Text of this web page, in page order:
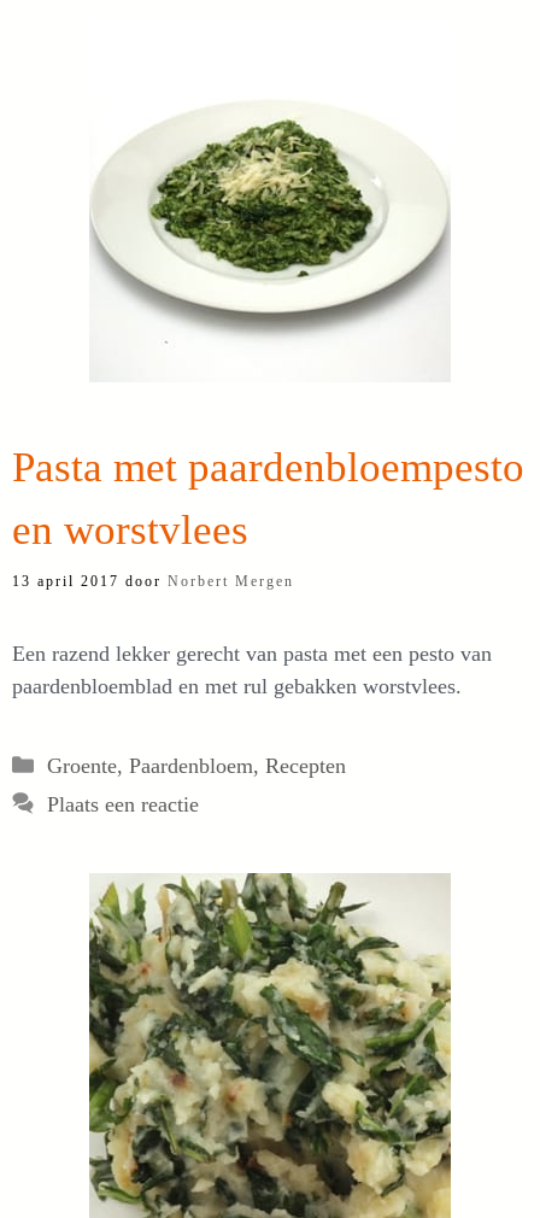
Pasta met paardenbloempesto
en worstvlees
13 april 2017 door Norbert Mergen
Een razend lekker gerecht van pasta met een pesto van
paardenbloemblad en met rul gebakken worstvlees.
Categorieën
Groente, Paardenbloem, Recepten
Plaats een reactie